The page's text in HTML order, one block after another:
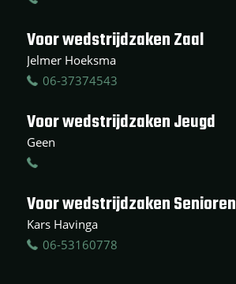
Voor wedstrijdzaken Zaal
Jelmer Hoeksma
06-37374543
Voor wedstrijdzaken Jeugd
Geen
Voor wedstrijdzaken Senioren
Kars Havinga
06-53160778